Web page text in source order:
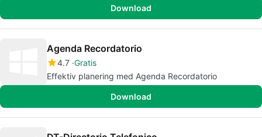
Download
Agenda Recordatorio
4.7 Gratis
Effektiv planering med Agenda Recordatorio
Download